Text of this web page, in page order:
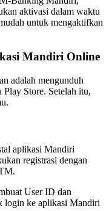
aktivasi dalam waktu
untuk mengaktifkan
Mandiri Online
adalah mengunduh
Store. Setelah itu,
aplikasi Mandiri
registrasi dengan
User ID dan
login ke aplikasi Mandiri